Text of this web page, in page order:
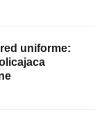
uniforme: